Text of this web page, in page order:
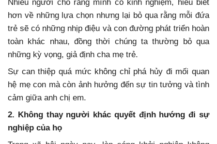
Nhiều người cho rằng mình có kinh nghiệm, hiểu biết
hơn về những lựa chọn nhưng lại bỏ qua rằng mỗi đứa
trẻ sẽ có những nhịp điệu và con đường phát triển hoàn
toàn khác nhau, đồng thời chúng ta thường bỏ qua
những kỳ vọng, giả định cha mẹ trẻ.
Sự can thiệp quá mức không chỉ phá hủy đi mối quan
hệ mẹ con mà còn ảnh hưởng đến sự tin tưởng và tình
cảm giữa anh chị em.
2. Không thay người khác quyết định hướng đi sự
nghiệp của họ